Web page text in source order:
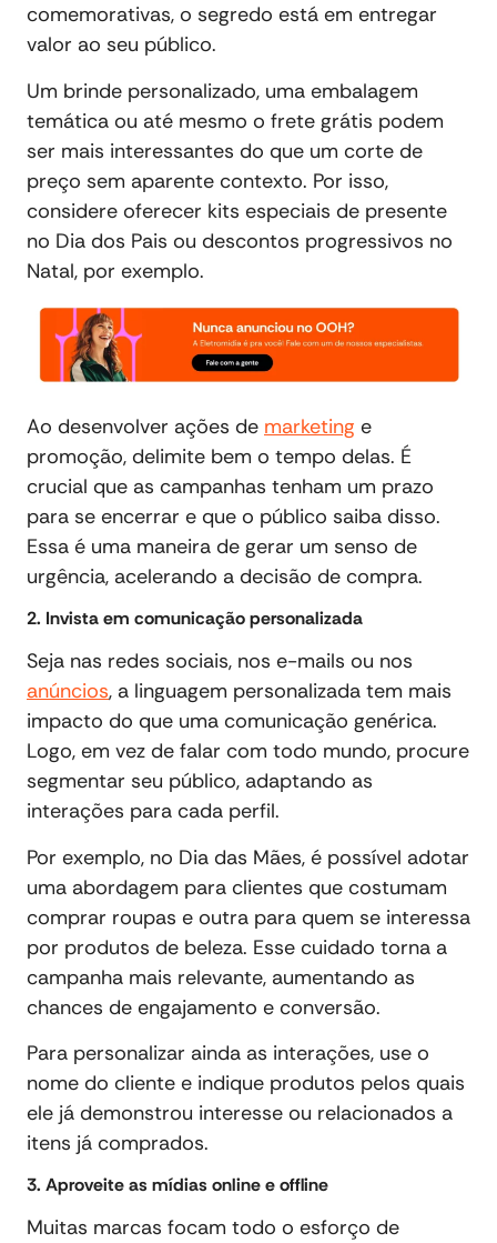
comemorativas, o segredo está em entregar
valor ao seu público.
Um brinde personalizado, uma embalagem
temática ou até mesmo o frete grátis podem
ser mais interessantes do que um corte de
preço sem aparente contexto. Por isso,
considere oferecer kits especiais de presente
no Dia dos Pais ou descontos progressivos no
Natal, por exemplo.
Ao desenvolver ações de marketing e
promoção, delimite bem o tempo delas. É
crucial que as campanhas tenham um prazo
para se encerrar e que o público saiba disso.
Essa é uma maneira de gerar um senso de
urgência, acelerando a decisão de compra.
2. Invista em comunicação personalizada
Seja nas redes sociais, nos e-mails ou nos
anúncios, a linguagem personalizada tem mais
impacto do que uma comunicação genérica.
Logo, em vez de falar com todo mundo, procure
segmentar seu público, adaptando as
interações para cada perfil.
Por exemplo, no Dia das Mães, é possível adotar
uma abordagem para clientes que costumam
comprar roupas e outra para quem se interessa
por produtos de beleza. Esse cuidado torna a
campanha mais relevante, aumentando as
chances de engajamento e conversão.
Para personalizar ainda as interações, use o
nome do cliente e indique produtos pelos quais
ele já demonstrou interesse ou relacionados a
itens já comprados.
3. Aproveite as mídias online e offline
Muitas marcas focam todo o esforço de